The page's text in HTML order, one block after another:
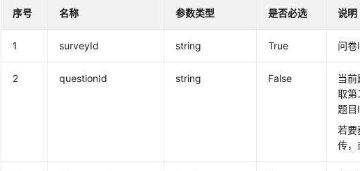
序号 名称 参数类型 是否必选 说明
1 surveyId string True 问卷
2 questionId string False
当前
取第
题目
若要
传，